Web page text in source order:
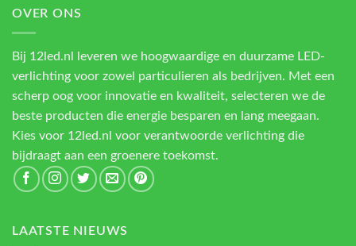
OVER ONS
Bij 12led.nl leveren we hoogwaardige en duurzame LED-
verlichting voor zowel particulieren als bedrijven. Met een
scherp oog voor innovatie en kwaliteit, selecteren we de
beste producten die energie besparen en lang meegaan.
Kies voor 12led.nl voor verantwoorde verlichting die
bijdraagt aan een groenere toekomst.
LAATSTE NIEUWS